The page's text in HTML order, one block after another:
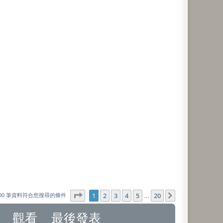
筆資料符合您搜尋的條件 1頁 (共 20 頁)
1 2 3 4 5 20
觀看 最後發表